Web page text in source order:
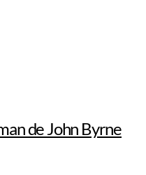
de John Byrne